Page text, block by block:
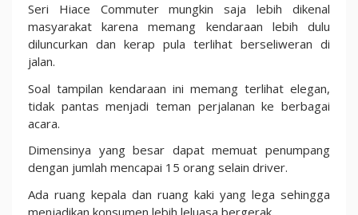
Seri Hiace Commuter mungkin saja lebih dikenal
masyarakat karena memang kendaraan lebih dulu
diluncurkan dan kerap pula terlihat berseliweran di
jalan.
Soal tampilan kendaraan ini memang terlihat elegan,
tidak pantas menjadi teman perjalanan ke berbagai
acara.
Dimensinya yang besar dapat memuat penumpang
dengan jumlah mencapai 15 orang selain driver.
Ada ruang kepala dan ruang kaki yang lega sehingga
menjadikan konsumen lebih leluasa bergerak.